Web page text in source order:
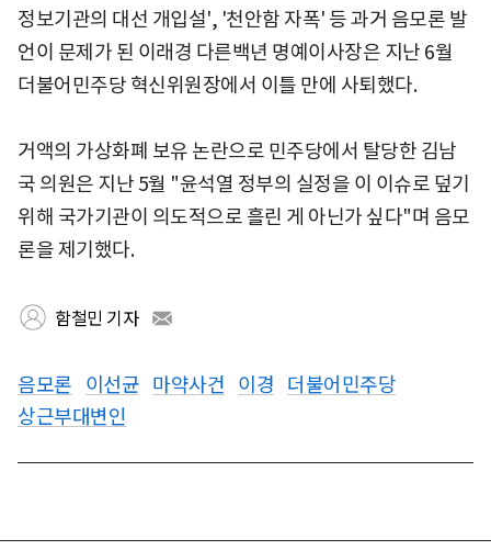
정보기관의 대선 개입설', '천안함 자폭' 등 과거 음모론 발
언이 문제가 된 이래경 다른백년 명예이사장은 지난 6월
더불어민주당 혁신위원장에서 이틀 만에 사퇴했다.
거액의 가상화폐 보유 논란으로 민주당에서 탈당한 김남
국 의원은 지난 5월 "윤석열 정부의 실정을 이 이슈로 덮기
위해 국가기관이 의도적으로 흘린 게 아닌가 싶다"며 음모
론을 제기했다.
함철민 기자
음모론 이선균 마약사건 이경 더불어민주당
상근부대변인